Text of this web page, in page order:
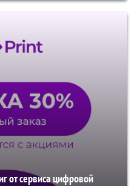
от сервиса цифровой